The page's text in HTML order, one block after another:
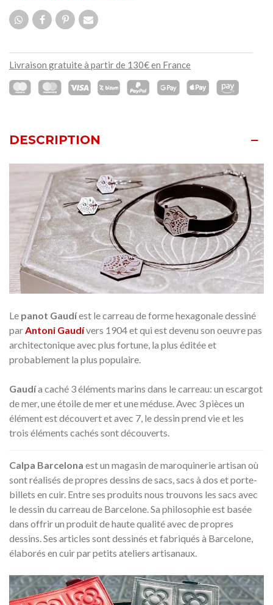
Livraison gratuite à partir de 130€ en France
DESCRIPTION
Le panot Gaudíest le carreau de forme hexagonale dessiné
parAntoni Gaudívers 1904 et qui est devenu son oeuvre pas
architectonique avec plus fortune, la plus éditée et
probablement la plus populaire.
Gaudía caché 3 éléments marins dans le carreau: un escargot
de mer, une étoile de mer et une méduse. Avec 3 pièces un
élément est découvert et avec 7, le dessin prend vie et les
trois éléments cachés sont découverts.
Calpa Barcelona est un magasin de maroquinerie artisan où
sont réalisés de propres dessins de sacs, sacs à dos et porte-
billets en cuir. Entre ses produits nous trouvons les sacs avec
le dessin du carreau de Barcelone. Sa philosophie est basée
dans offrir un produit de haute qualité avec de propres
dessins. Ses articles sont dessinés et fabriqués à Barcelone, ​​
élaborés en cuir par petits ateliers artisanaux.